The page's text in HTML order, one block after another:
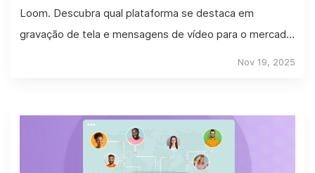
Loom. Descubra qual plataforma se destaca em
gravação de tela e mensagens de vídeo para o mercado
Nov 19, 2025